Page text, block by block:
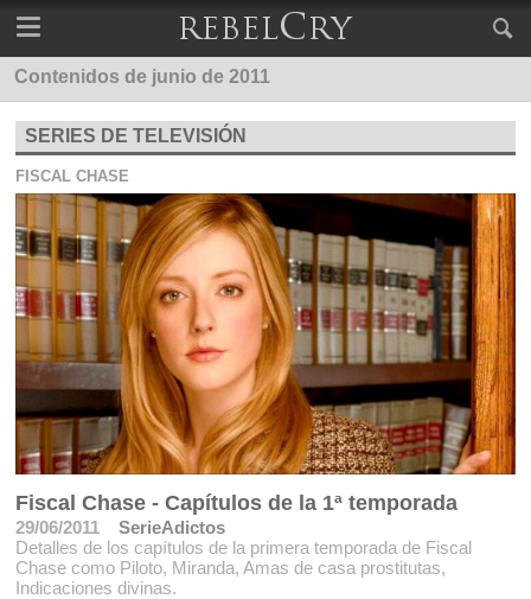
Contenidos de junio de 2011
SERIES DE TELEVISIÓN
FISCAL CHASE
Fiscal Chase - Capítulos de la 1ª temporada
29/06/2011
SerieAdictos
Detalles de los capítulos de la primera temporada de Fiscal
Chase como Piloto, Miranda, Amas de casa prostitutas,
Indicaciones divinas.